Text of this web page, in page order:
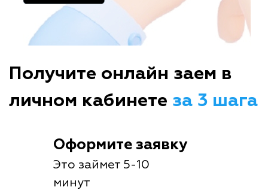
Получите онлайн заем в
личном кабинете за 3 шага
Оформите заявку
Это займет 5-10
минут